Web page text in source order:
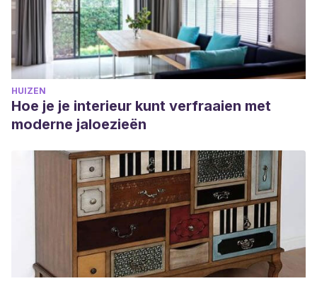
HUIZEN
Hoe je je interieur kunt verfraaien met
moderne jaloezieën